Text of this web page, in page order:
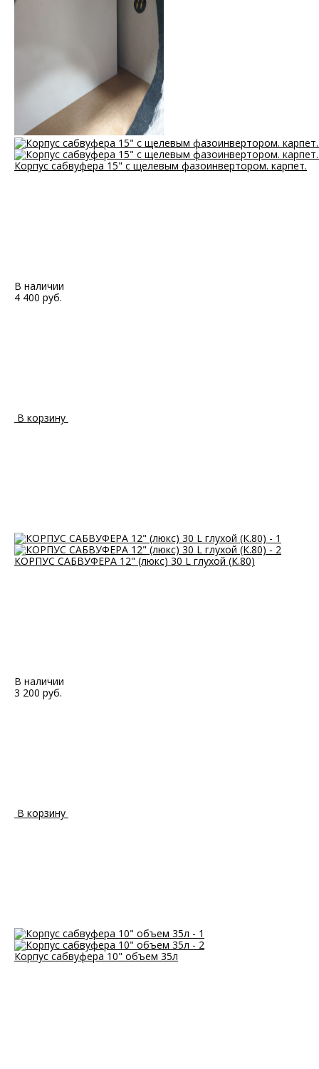
Корпус сабвуфера 15" с щелевым фазоинвертором. карпет.
В наличии
4 400 руб.
В корзину
КОРПУС САБВУФЕРА 12" (люкс) 30 L глухой (К.80)
В наличии
3 200 руб.
В корзину
Корпус сабвуфера 10" объем 35л